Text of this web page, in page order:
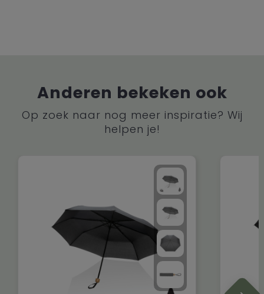
Anderen bekeken ook
Op zoek naar nog meer inspiratie? Wij
helpen je!